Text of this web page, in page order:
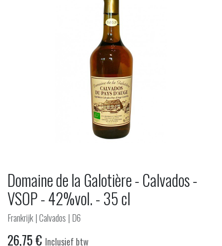
Domaine de la Galotière - Calvados -
VSOP - 42%vol. - 35 cl
Frankrijk | Calvados | D6
26,75€ Inclusief btw